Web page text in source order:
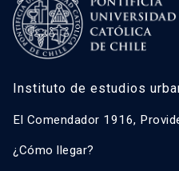
Instituto de estudios
El Comendador 1916,
¿Cómo llegar?